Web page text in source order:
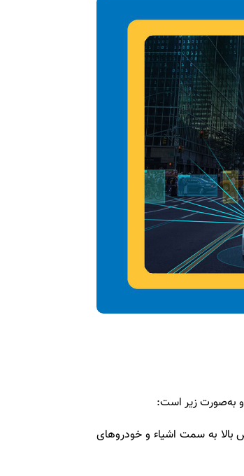
به‌صورت زیر است:
بالا به سمت اشیاء و خودروهای